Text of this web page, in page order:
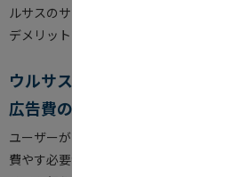
ルサスのサイクルは成立します。最後に
デメリットについて、確認したいと思いま
ウルサスを行うメリット
広告費の削減
ユーザーが自身の手でUGCを拡散して
費やす必要がありません。多額の広告費